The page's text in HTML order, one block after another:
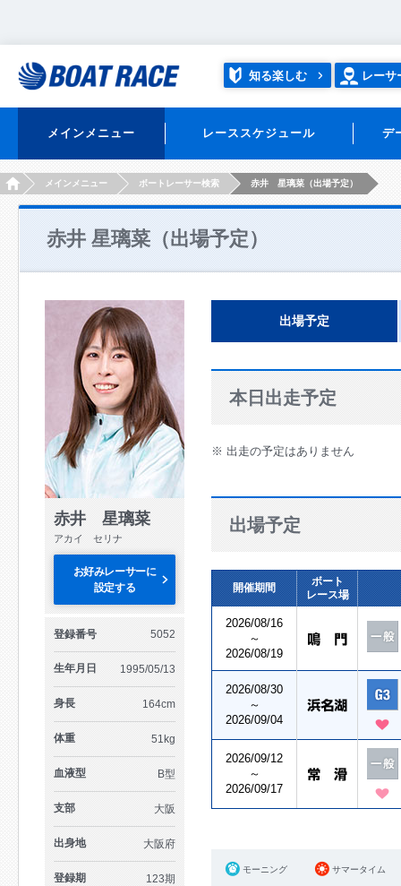
知る楽しむ レーサ
メインメニュー レーススケジュール デ
HOMEメインメニュー ボートレーサー検索 赤井 星璃菜（出場予定）
赤井 星璃菜（出場予定）
赤井 星璃菜
アカイ セリナ
お好みレーサーに
設定する
登録番号 5052
生年月日 1995/05/13
身長 164cm
体重 51kg
血液型 B型
支部 大阪
出身地 大阪府
登録期 123期
出場予定
本日出走予定
※ 出走の予定はありません
出場予定
開催期間
ボート
レース場
2026/08/16
～
2026/08/19
2026/08/30
～
2026/09/04
2026/09/12
～
2026/09/17
モーニング サマータイム